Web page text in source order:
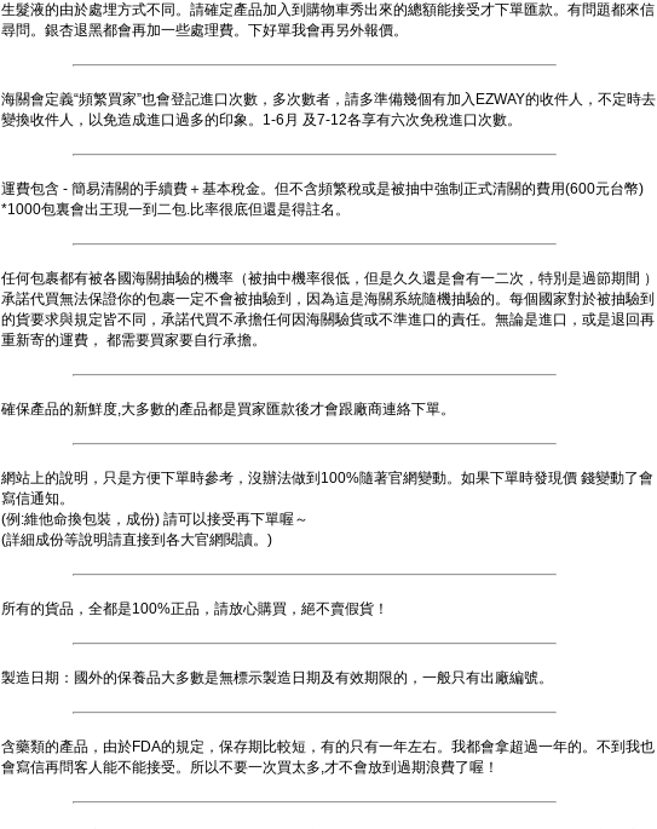
生髮液的由於處埋方式不同。請確定產品加入到購物車秀出來的總額能接受才下單匯款。有問題都來信
尋問。銀杏退黑都會再加一些處理費。下好單我會再另外報價。
海關會定義“頻繁買家”也會登記進口次數，多次數者，請多準備幾個有加入EZWAY的收件人，不定時去
變換收件人，以免造成進口過多的印象。1-6月 及7-12各享有六次免稅進口次數。
運費包含 - 簡易清關的手續費＋基本稅金。但不含頻繁稅或是被抽中強制正式清關的費用(600元台幣)
*1000包裏會出王現一到二包.比率很底但還是得註名。
任何包裹都有被各國海關抽驗的機率（被抽中機率很低，但是久久還是會有一二次，特別是過節期間 ）
承諾代買無法保證你的包裹一定不會被抽驗到，因為這是海關系統隨機抽驗的。每個國家對於被抽驗到
的貨要求與規定皆不同，承諾代買不承擔任何因海關驗貨或不準進口的責任。無論是進口，或是退回再
重新寄的運費， 都需要買家要自行承擔。
確保產品的新鮮度,大多數的產品都是買家匯款後才會跟廠商連絡下單。
網站上的說明，只是方便下單時參考，沒辦法做到100%隨著官網變動。如果下單時發現價 錢變動了會
寫信通知。
(例:維他命換包裝，成份) 請可以接受再下單喔～
(詳細成份等說明請直接到各大官網閱讀。)
所有的貨品，全都是100%正品，請放心購買，絕不賣假貨！
製造日期：國外的保養品大多數是無標示製造日期及有效期限的，一般只有出廠編號。
含藥類的產品，由於FDA的規定，保存期比較短，有的只有一年左右。我都會拿超過一年的。不到我也
會寫信再問客人能不能接受。所以不要一次買太多,才不會放到過期浪費了喔！